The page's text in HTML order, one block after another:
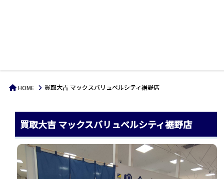
HOME 買取大吉 マックスバリュベルシティ裾野店
買取大吉 マックスバリュベルシティ裾野店